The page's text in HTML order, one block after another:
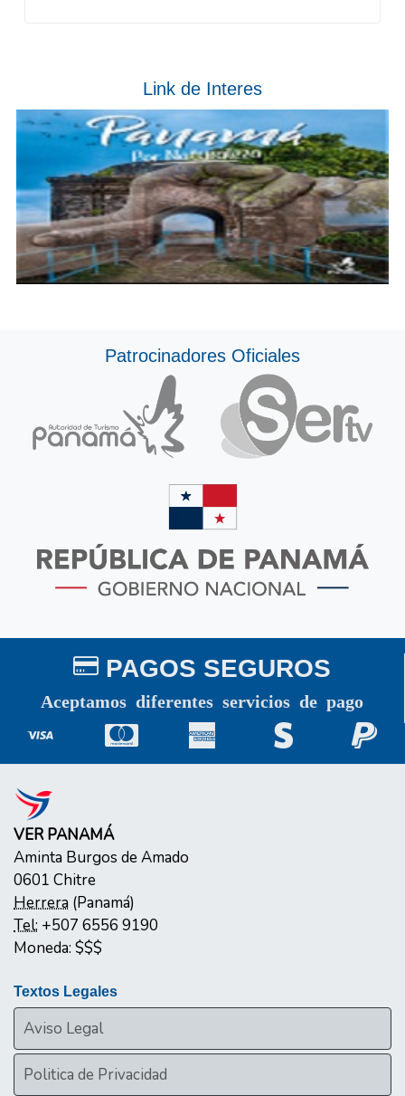
Link de Interes
Patrocinadores Oficiales
PAGOS SEGUROS
Aceptamos diferentes servicios de pago
VER PANAMÁ
Aminta Burgos de Amado
0601 Chitre
Herrera (Panamá)
Tel: +507 6556 9190
Moneda: $$$
Textos Legales
Aviso Legal
Politica de Privacidad